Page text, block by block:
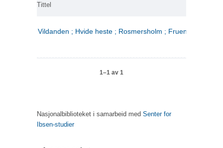
Tittel
Vildanden ; Hvide heste ; Rosmersholm ; Fruen fra havet
1–1 av 1
Nasjonalbiblioteket i samarbeid med Senter for
Ibsen-studier